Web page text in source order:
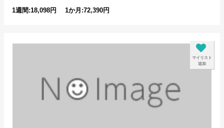
1週間:18,098円 1か月:72,390円
マイリスト
追加